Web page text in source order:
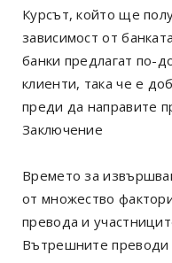
Курсът, който ще
зависимост от
банки предлагат по-
клиенти, така че е
преди да направите
Заключение
Времето за
от множество
превода и
Вътрешните преводи